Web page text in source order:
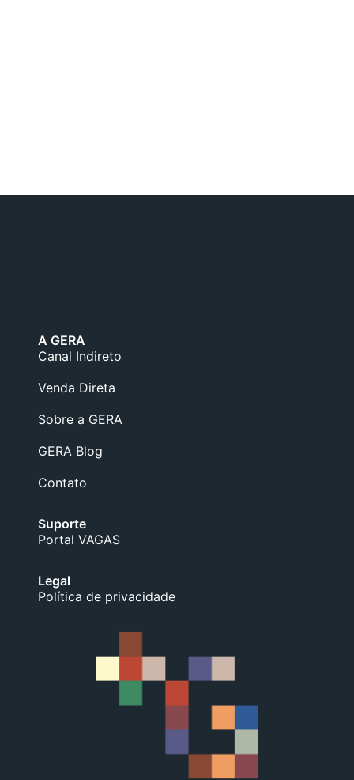
A GERA
Canal Indireto
Venda Direta
Sobre a GERA
GERA Blog
Contato
Suporte
Portal VAGAS
Legal
Política de privacidade